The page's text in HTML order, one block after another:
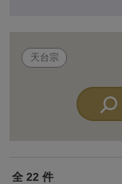
天台宗
全 22 件